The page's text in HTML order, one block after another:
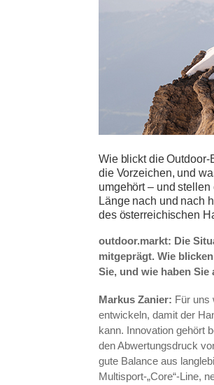
Wie blickt die
die Vorzeichen, und
umgehört – und
Länge nach und nach
des österreichischen
outdoor.markt: Die
mitgeprägt. Wie
Sie, und wie haben
Markus Zanier: Für uns
entwickeln, damit der
kann. Innovation gehört
den Abwertungsdruck
gute Balance aus
Multisport-„Core“-Line,